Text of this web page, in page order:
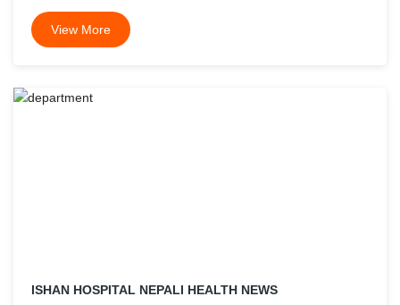
View More
ISHAN HOSPITAL NEPALI HEALTH NEWS